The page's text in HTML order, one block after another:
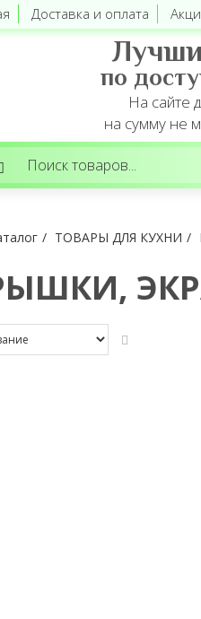
Доставка и оплата
по
На сайте
на сумму не
ТОВАРЫ ДЛЯ КУХНИ